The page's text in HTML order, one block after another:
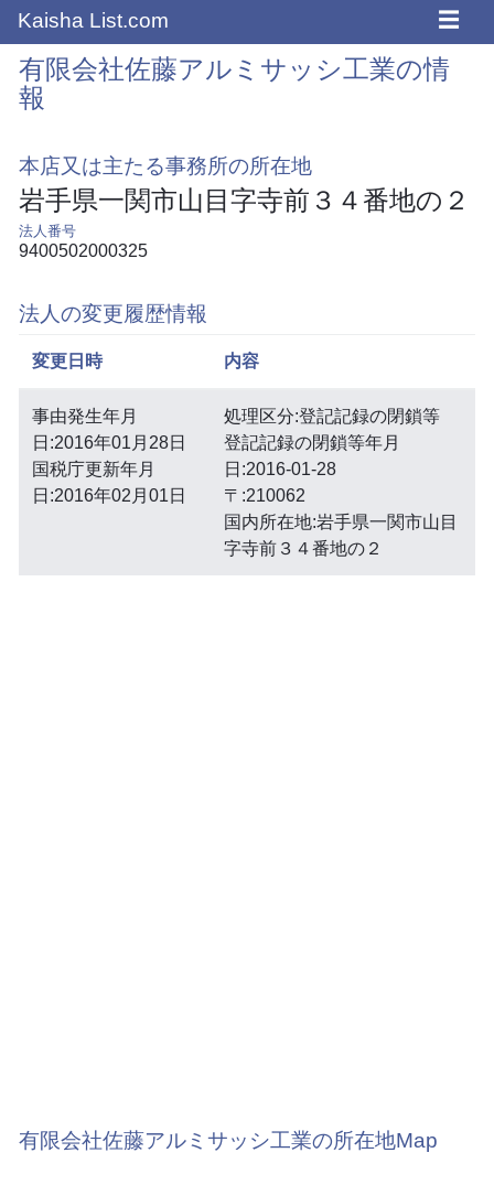
Kaisha List.com ☰
有限会社佐藤アルミサッシ工業の情
報
本店又は主たる事務所の所在地
岩手県一関市山目字寺前３４番地の２
法人番号
9400502000325
法人の変更履歴情報
変更日時 内容
事由発生年月
日:2016年01月28日
国税庁更新年月
日:2016年02月01日
処理区分:登記記録の閉鎖等
登記記録の閉鎖等年月
日:2016-01-28
〒:210062
国内所在地:岩手県一関市山目
字寺前３４番地の２
有限会社佐藤アルミサッシ工業の所在地Map